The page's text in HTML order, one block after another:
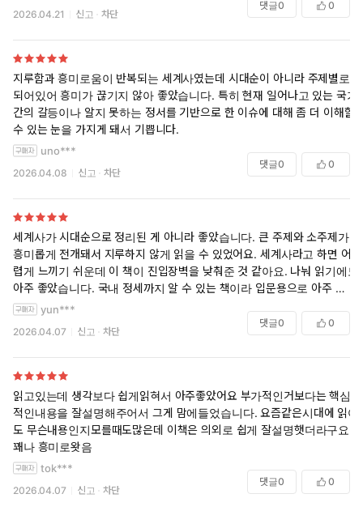
2026.04.21 신고 차단
댓글0 0
지루함과 흥미로움이 반복되는 세계사였는데 시대순이 아니라 주제별로
되어있어 흥미가 끊기지 않아 좋았습니다. 특히 현재 일어나고 있는 국가
간의 갈등이나 알지 못하는 정서를 기반으로 한 이슈에 대해 좀 더 이해할
수 있는 눈을 가지게 돼서 기쁩니다.
uno***
2026.04.08 신고 차단
댓글0 0
세계사가 시대순으로 정리된 게 아니라 좋았습니다. 큰 주제와 소주제가
흥미롭게 전개돼서 지루하지 않게 읽을 수 있었어요. 세계사라고 하면 어
렵게 느끼기 쉬운데 이 책이 진입장벽을 낮춰준 것 같아요. 나눠 읽기에도
아주 좋았습니다. 국내 정세까지 알 수 있는 책이라 입문용으로 아주 적합
한 책이었던 것 같아요.
yun***
2026.04.07 신고 차단
댓글0 0
읽고있는데 생각보다 쉽게읽혀서 아주좋았어요 부가적인거보다는 핵심
적인내용을 잘설명해주어서 그게 맘에들었습니다. 요즘같은시대에 읽어
도 무슨내용인지모를때도많은데 이책은 의외로 쉽게 잘설명햇더라구요.
꽤나 흥미로왓음
tok***
2026.04.07 신고 차단
댓글0 0